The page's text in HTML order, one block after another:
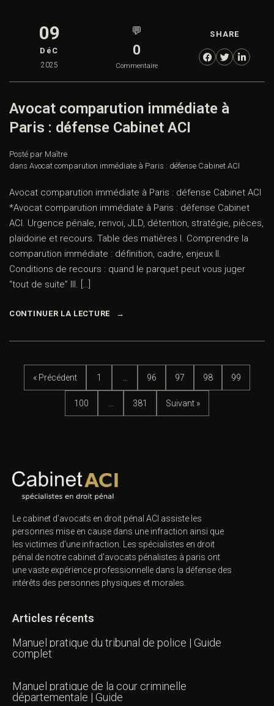
09
DéC
2025
💬
0
Commentaire
SHARE
Avocat comparution immédiate à
Paris : défense Cabinet ACI
Posté par Maître
dans Avocat comparution immédiate à Paris : défense Cabinet ACI
Avocat comparution immédiate à Paris : défense Cabinet ACI
*Avocat comparution immédiate à Paris : défense Cabinet
ACI. Urgence pénale, renvoi, JLD, détention, stratégie, pièces,
plaidoirie et recours. Table des matières I. Comprendre la
comparution immédiate : définition, cadre, enjeux II.
Conditions de recours : quand le parquet peut vous juger
“tout de suite” III. […]
CONTINUER LA LECTURE
« Précédent 1 96 97 98 99
100 381 Suivant »
Le cabinet d’avocats en droit pénal ACI assiste les
personnes mise en cause dans une infraction ainsi que
les victimes d’une infraction. Les spécialistes en droit
pénal de notre cabinet d’avocats pénalistes à paris ont
une vaste expérience professionnelle dans la défense des
intérêts des personnes physiques et morales.
Articles récents
Manuel pratique du tribunal de police | Guide
complet
Manuel pratique de la cour criminelle
départementale | Guide